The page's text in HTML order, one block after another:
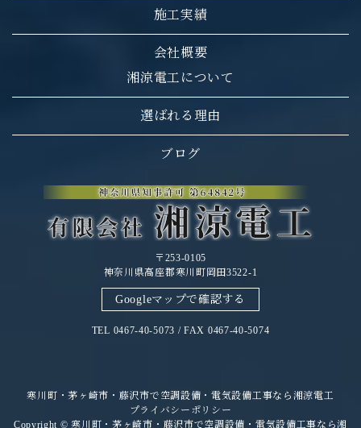
施工実績
会社概要
湘涼電工について
選ばれる理由
ブログ
〒253-0105
神奈川県高座郡寒川町岡田3522-1
Googleマップで確認する
TEL 0467-40-5073 / FAX 0467-40-5074
寒川町・茅ヶ崎市・藤沢市で空調設備・電気設備工事なら湘涼電工
プライバシーポリシー
Copyright © 寒川町・茅ヶ崎市・藤沢市で空調設備・電気設備工事なら湘